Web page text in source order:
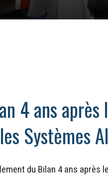
4 ans
Systèmes
du Bilan 4 ans après